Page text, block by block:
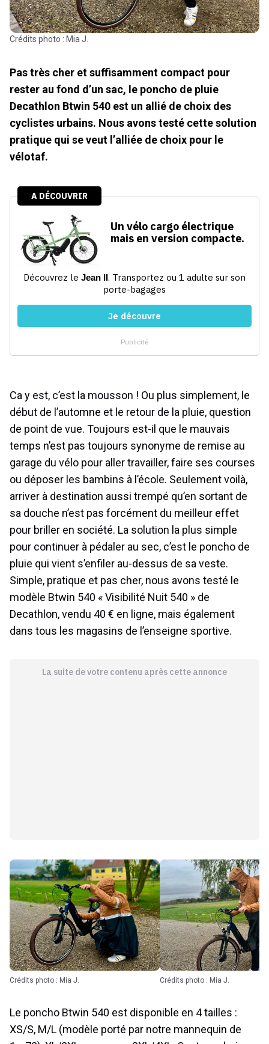
Crédits photo : Mia J.
Pas très cher et suffisamment compact pour
rester au fond d’un sac, le poncho de pluie
Decathlon Btwin 540 est un allié de choix des
cyclistes urbains. Nous avons testé cette solution
pratique qui se veut l’alliée de choix pour le
vélotaf.
Ca y est, c’est la mousson ! Ou plus simplement, le
début de l’automne et le retour de la pluie, question
de point de vue. Toujours est-il que le mauvais
temps n’est pas toujours synonyme de remise au
garage du vélo pour aller travailler, faire ses courses
ou déposer les bambins à l’école. Seulement voilà,
arriver à destination aussi trempé qu’en sortant de
sa douche n’est pas forcément du meilleur effet
pour briller en société. La solution la plus simple
pour continuer à pédaler au sec, c’est le poncho de
pluie qui vient s’enfiler au-dessus de sa veste.
Simple, pratique et pas cher, nous avons testé le
modèle Btwin 540 « Visibilité Nuit 540 » de
Decathlon, vendu 40 € en ligne, mais également
dans tous les magasins de l’enseigne sportive.
La suite de votre contenu après cette annonce
Crédits photo : Mia J. Crédits photo : Mia J.
Le poncho Btwin 540 est disponible en 4 tailles :
XS/S, M/L (modèle porté par notre mannequin de